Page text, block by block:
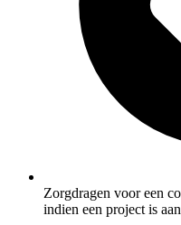
Zorgdragen voor een
indien een project is